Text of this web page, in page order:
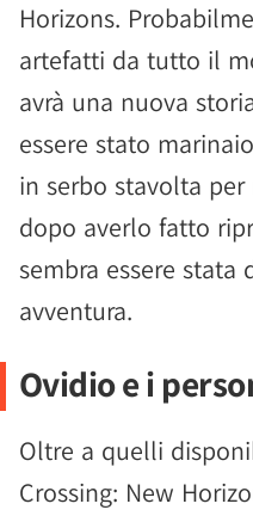
Horizons.
artefatti da tutto il
avrà una nuova
essere stato
in serbo stavolta
dopo averlo fatto
sembra essere stata
avventura.
Ovidio e i
Oltre a quelli
Crossing: New